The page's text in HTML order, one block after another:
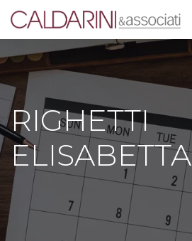
RIGHETTI
ELISABETTA